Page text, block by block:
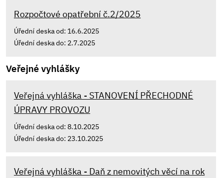
Rozpočtové opatřební č.2/2025
Úřední deska od: 16.6.2025
Úřední deska do: 2.7.2025
Veřejné vyhlášky
Veřejná vyhláška - STANOVENÍ PŘECHODNÉ
ÚPRAVY PROVOZU
Úřední deska od: 8.10.2025
Úřední deska do: 23.10.2025
Veřejná vyhláška - Daň z nemovitých věcí na rok